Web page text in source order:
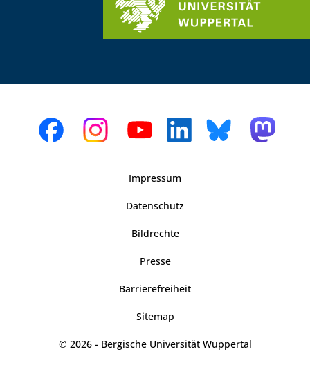
Impressum
Datenschutz
Bildrechte
Presse
Barrierefreiheit
Sitemap
© 2026 - Bergische Universität Wuppertal